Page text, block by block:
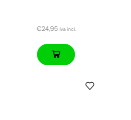
€24,95 iva incl.